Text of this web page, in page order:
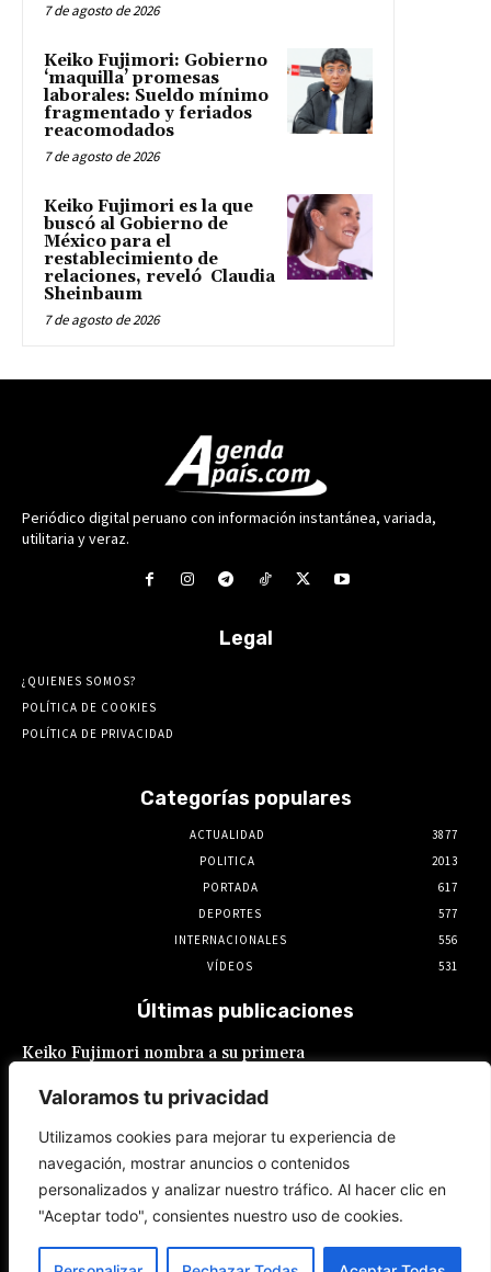
Valoramos tu privacidad
Utilizamos cookies para mejorar tu experiencia de
navegación, mostrar anuncios o contenidos
personalizados y analizar nuestro tráfico. Al hacer clic en
"Aceptar todo", consientes nuestro uso de cookies.
7 de agosto de 2026
Keiko Fujimori: Gobierno
‘maquilla’ promesas
laborales: Sueldo mínimo
fragmentado y feriados
reacomodados
7 de agosto de 2026
Keiko Fujimori es la que
buscó al Gobierno de
México para el
restablecimiento de
relaciones, reveló Claudia
Sheinbaum
7 de agosto de 2026
Periódico digital peruano con información instantánea, variada,
utilitaria y veraz.
Legal
¿QUIENES SOMOS?
POLÍTICA DE COOKIES
POLÍTICA DE PRIVACIDAD
Categorías populares
ACTUALIDAD
3877
POLITICA
2013
PORTADA
617
DEPORTES
577
INTERNACIONALES
556
VÍDEOS
531
Últimas publicaciones
Keiko Fujimori nombra a su primera
encargada: es Hilda Sandoval Cornejo
España: Pedro Sánchez lanza un ultimátum a
Italia por la crisis migratoria en Ceuta
8 de agosto de 2026